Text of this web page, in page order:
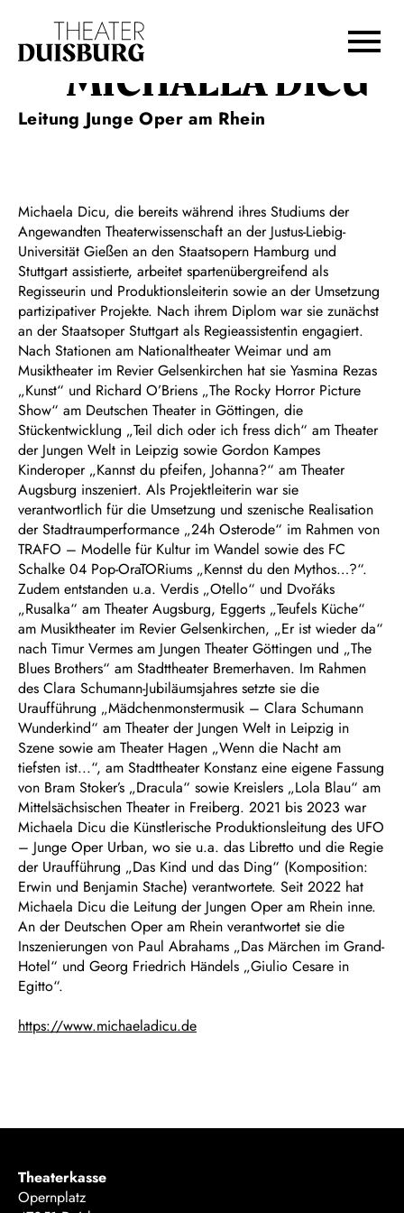
Zur Hauptnavigation springen
Zum Footer springen
MICHAELA DICU
Leitung Junge Oper am Rhein
Michaela Dicu, die bereits während ihres Studiums der
Angewandten Theaterwissenschaft an der Justus-Liebig-
Universität Gießen an den Staatsopern Hamburg und
Stuttgart assistierte, arbeitet spartenübergreifend als
Regisseurin und Produktionsleiterin sowie an der Umsetzung
partizipativer Projekte. Nach ihrem Diplom war sie zunächst
an der Staatsoper Stuttgart als Regieassistentin engagiert.
Nach Stationen am Nationaltheater Weimar und am
Musiktheater im Revier Gelsenkirchen hat sie Yasmina Rezas
„Kunst“ und Richard O’Briens „The Rocky Horror Picture
Show“ am Deutschen Theater in Göttingen, die
Stückentwicklung „Teil dich oder ich fress dich“ am Theater
der Jungen Welt in Leipzig sowie Gordon Kampes
Kinderoper „Kannst du pfeifen, Johanna?“ am Theater
Augsburg inszeniert. Als Projektleiterin war sie
verantwortlich für die Umsetzung und szenische Realisation
der Stadtraumperformance „24h Osterode“ im Rahmen von
TRAFO – Modelle für Kultur im Wandel sowie des FC
Schalke 04 Pop-OraTORiums „Kennst du den Mythos…?“.
Zudem entstanden u.a. Verdis „Otello“ und Dvořáks
„Rusalka“ am Theater Augsburg, Eggerts „Teufels Küche“
am Musiktheater im Revier Gelsenkirchen, „Er ist wieder da“
nach Timur Vermes am Jungen Theater Göttingen und „The
Blues Brothers“ am Stadttheater Bremerhaven. Im Rahmen
des Clara Schumann-Jubiläumsjahres setzte sie die
Uraufführung „Mädchenmonstermusik – Clara Schumann
Wunderkind“ am Theater der Jungen Welt in Leipzig in
Szene sowie am Theater Hagen „Wenn die Nacht am
tiefsten ist...“, am Stadttheater Konstanz eine eigene Fassung
von Bram Stoker’s „Dracula“ sowie Kreislers „Lola Blau“ am
Mittelsächsischen Theater in Freiberg. 2021 bis 2023 war
Michaela Dicu die Künstlerische Produktionsleitung des UFO
– Junge Oper Urban, wo sie u.a. das Libretto und die Regie
der Uraufführung „Das Kind und das Ding“ (Komposition:
Erwin und Benjamin Stache) verantwortete. Seit 2022 hat
Michaela Dicu die Leitung der Jungen Oper am Rhein inne.
An der Deutschen Oper am Rhein verantwortet sie die
Inszenierungen von Paul Abrahams „Das Märchen im Grand-
Hotel“ und Georg Friedrich Händels „Giulio Cesare in
Egitto“.
https://www.michaeladicu.de
Theaterkasse
Opernplatz